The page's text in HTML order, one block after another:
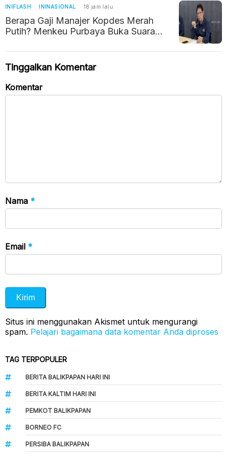
INIFLASH ININASIONAL 18 jam lalu
Berapa Gaji Manajer Kopdes Merah
Putih? Menkeu Purbaya Buka Suara
Tinggalkan Komentar
Komentar
Nama *
Email *
Situs ini menggunakan Akismet untuk mengurangi
spam. Pelajari bagaimana data komentar Anda diproses
TAG TERPOPULER
BERITA BALIKPAPAN HARI INI
BERITA KALTIM HARI INI
PEMKOT BALIKPAPAN
BORNEO FC
PERSIBA BALIKPAPAN